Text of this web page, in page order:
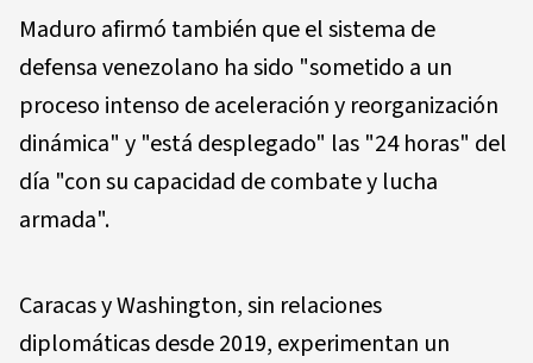
Maduro afirmó también que el sistema de
defensa venezolano ha sido "sometido a un
proceso intenso de aceleración y reorganización
dinámica" y "está desplegado" las "24 horas" del
día "con su capacidad de combate y lucha
armada".
Caracas y Washington, sin relaciones
diplomáticas desde 2019, experimentan un